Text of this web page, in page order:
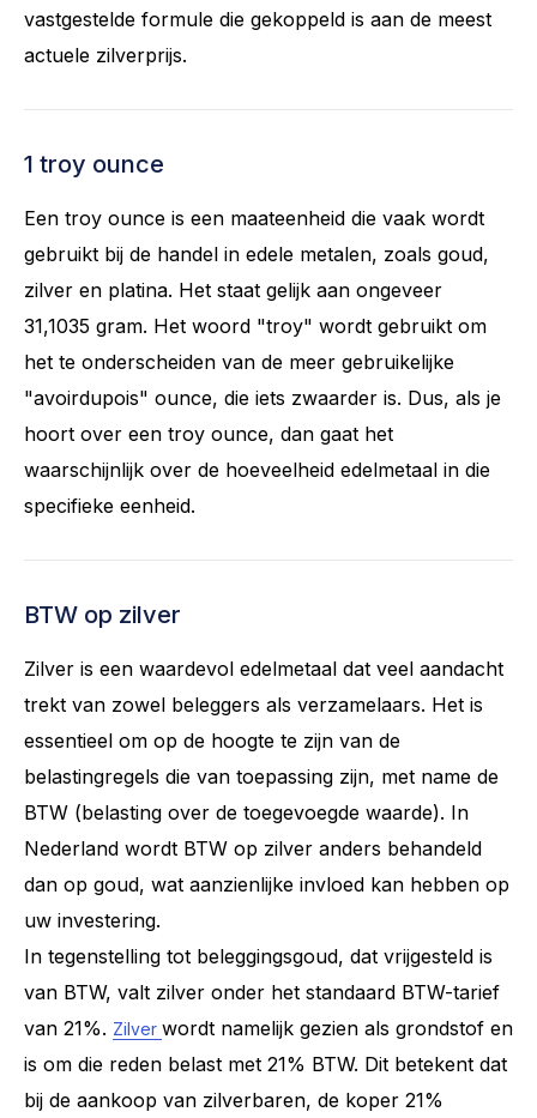
vastgestelde formule die gekoppeld is aan de meest
actuele zilverprijs.
1 troy ounce
Een troy ounce is een maateenheid die vaak wordt
gebruikt bij de handel in edele metalen, zoals goud,
zilver en platina. Het staat gelijk aan ongeveer
31,1035 gram. Het woord "troy" wordt gebruikt om
het te onderscheiden van de meer gebruikelijke
"avoirdupois" ounce, die iets zwaarder is. Dus, als je
hoort over een troy ounce, dan gaat het
waarschijnlijk over de hoeveelheid edelmetaal in die
specifieke eenheid.
BTW op zilver
Zilver is een waardevol edelmetaal dat veel aandacht
trekt van zowel beleggers als verzamelaars. Het is
essentieel om op de hoogte te zijn van de
belastingregels die van toepassing zijn, met name de
BTW (belasting over de toegevoegde waarde). In
Nederland wordt BTW op zilver anders behandeld
dan op goud, wat aanzienlijke invloed kan hebben op
uw investering.
In tegenstelling tot beleggingsgoud, dat vrijgesteld is
van BTW, valt zilver onder het standaard BTW-tarief
van 21%. Zilver wordt namelijk gezien als grondstof en
is om die reden belast met 21% BTW. Dit betekent dat
bij de aankoop van zilverbaren, de koper 21%